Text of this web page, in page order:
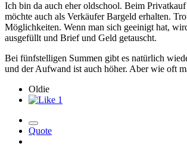
Ich bin da auch eher oldschool. Beim
möchte auch als Verkäufer Bargeld erhalten.
Möglichkeiten. Wenn man sich geeinigt hat,
ausgefüllt und Brief und Geld getauscht.
Bei fünfstelligen Summen gibt es natürlich
und der Aufwand ist auch höher. Aber wie oft
Oldie
1
Quote